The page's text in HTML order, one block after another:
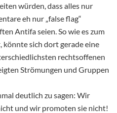
würden, dass alles nur
eh nur „false flag“
Antifa seien. So wie es zum
sich dort gerade eine
rechtsoffenen
Strömungen und Gruppen
deutlich zu sagen: Wir
und wir promoten sie nicht!